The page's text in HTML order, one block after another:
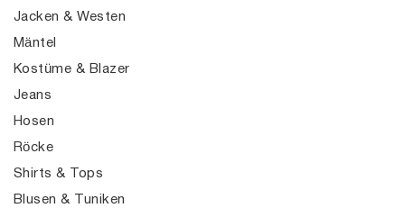
Jacken & Westen
Mäntel
Kostüme & Blazer
Jeans
Hosen
Röcke
Shirts & Tops
Blusen & Tuniken